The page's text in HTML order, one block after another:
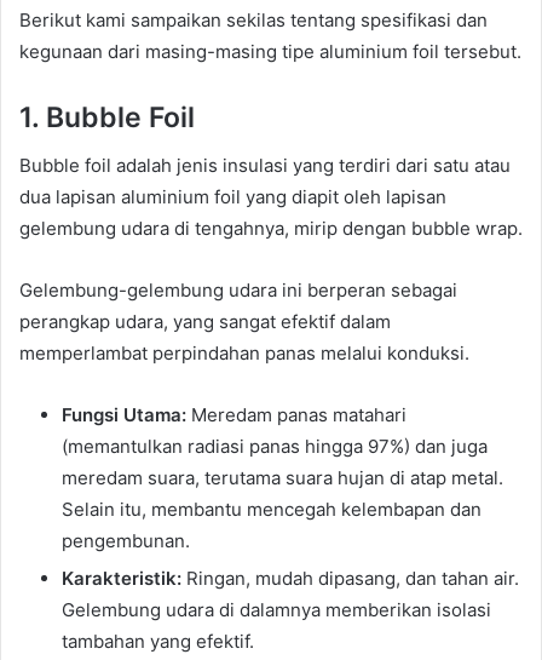
Berikut kami sampaikan sekilas tentang spesifikasi dan
kegunaan dari masing-masing tipe aluminium foil tersebut.
1. Bubble Foil
Bubble foil adalah jenis insulasi yang terdiri dari satu atau
dua lapisan aluminium foil yang diapit oleh lapisan
gelembung udara di tengahnya, mirip dengan bubble wrap.
Gelembung-gelembung udara ini berperan sebagai
perangkap udara, yang sangat efektif dalam
memperlambat perpindahan panas melalui konduksi.
Fungsi Utama: Meredam panas matahari
(memantulkan radiasi panas hingga 97%) dan juga
meredam suara, terutama suara hujan di atap metal.
Selain itu, membantu mencegah kelembapan dan
pengembunan.
Karakteristik: Ringan, mudah dipasang, dan tahan air.
Gelembung udara di dalamnya memberikan isolasi
tambahan yang efektif.